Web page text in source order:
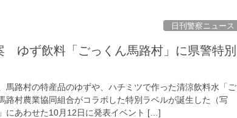
日刊警察ニュース
馬路村の特産品のゆずや、ハチミツで作った清涼飲料水「ご
路村農業協同組合がコラボした特別ラベルが誕生した（写
にあわせた10月12日に発表イベント […]